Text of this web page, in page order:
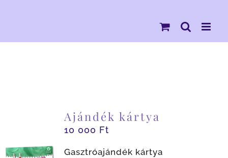
Ajándék kártya
10 000 Ft
Gasztróajándék kártya